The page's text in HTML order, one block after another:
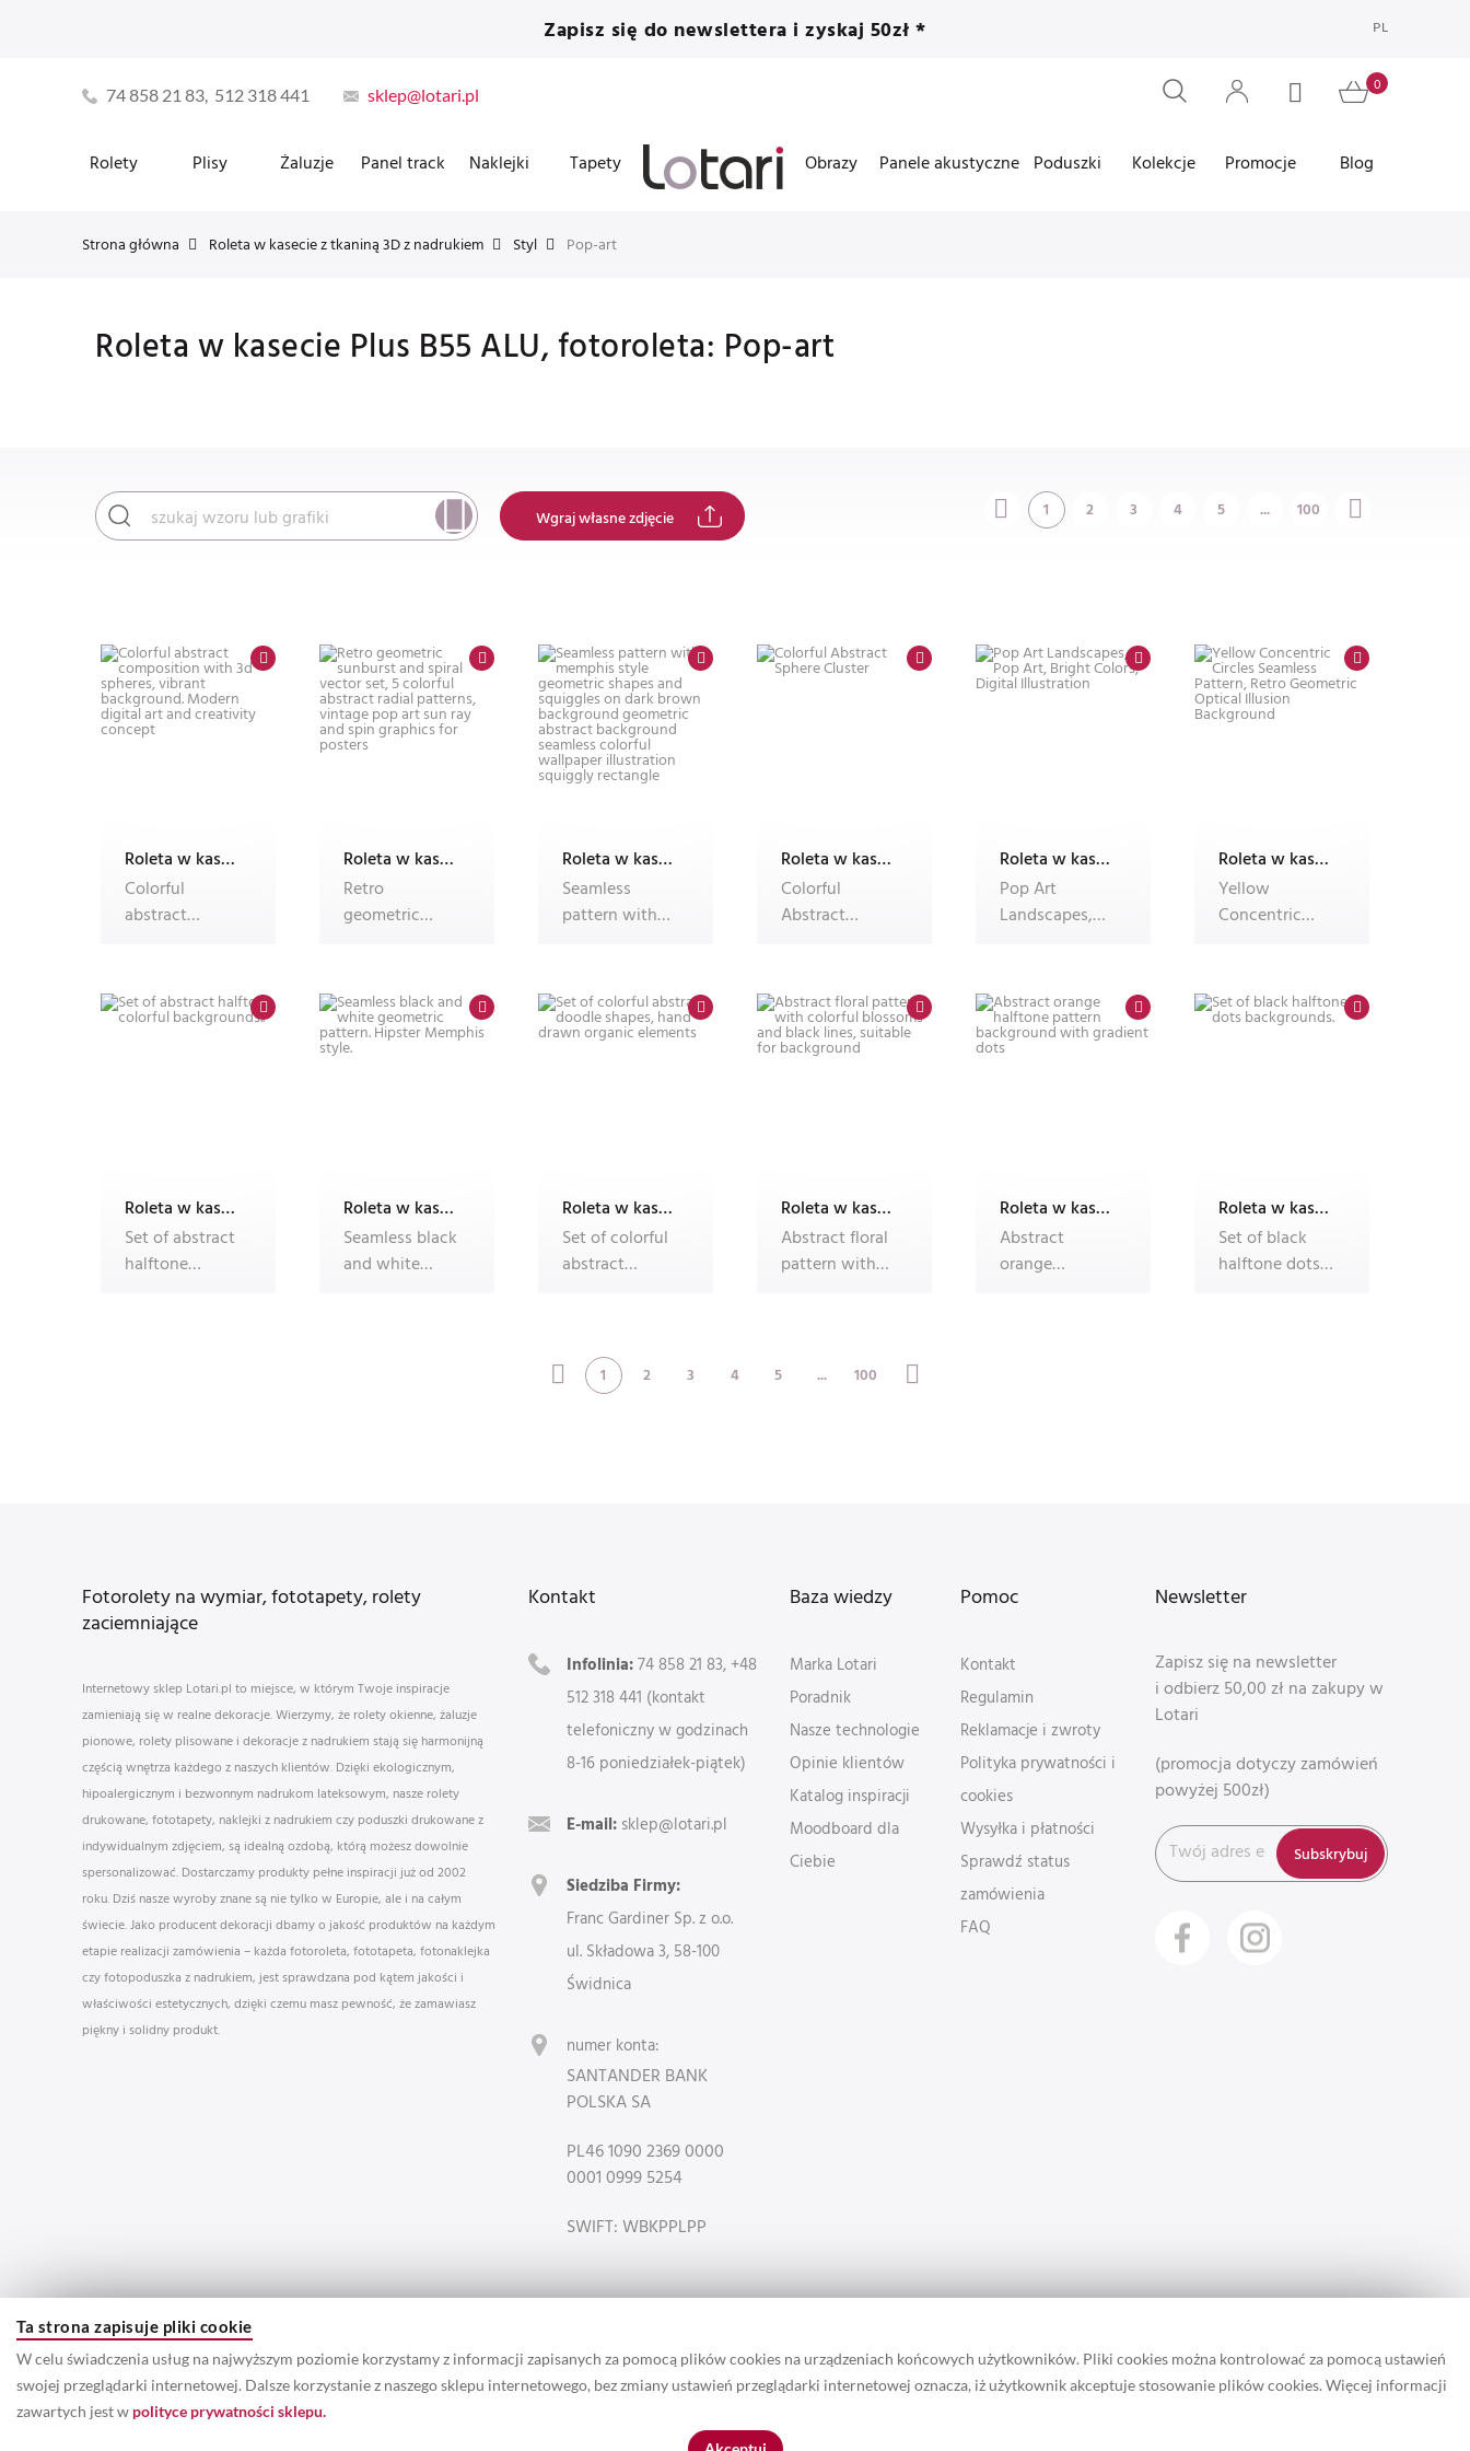
Zapisz się do newslettera i zyskaj 50zł * PL
74 858 21 83, 512 318 441 sklep@lotari.pl
Rolety Plisy Żaluzje Panel track Naklejki Tapety Obrazy Panele akustyczne Poduszki Kolekcje Promocje Blog
Strona główna Roleta w kasecie z tkaniną 3D z nadrukiem Styl Pop-art
Roleta w kasecie Plus B55 ALU, fotoroleta: Pop-art
Ta strona zapisuje pliki cookie
W celu świadczenia usług na najwyższym poziomie korzystamy z informacji zapisanych za pomocą plików cookies na urządzeniach końcowych użytkowników. Pliki cookies można kontrolować za pomocą ustawień
swojej przeglądarki internetowej. Dalsze korzystanie z naszego sklepu internetowego, bez zmiany ustawień przeglądarki internetowej oznacza, iż użytkownik akceptuje stosowanie plików cookies. Więcej informacji
zawartych jest w polityce prywatności sklepu.
Wgraj własne zdjęcie 1 2 3 4 5 ... 100
Roleta w kasecie Plus B55 ALU, fotoroleta
Colorful
abstract
spheres,
vibrant backg
Roleta w kasecie Plus B55 ALU, fotoroleta
Retro
geometric
set, 5 colorful a
Roleta w kasecie Plus B55 ALU, fotoroleta
Seamless
pattern with
shapes and
squ
Roleta w kasecie Plus B55 ALU, fotoroleta
Colorful
Abstract
Roleta w kasecie Plus B55 ALU, fotoroleta
Pop Art
Landscapes,
Illustra
Roleta w kasecie Plus B55 ALU, fotoroleta
Yellow
Concentric
Pattern, Retro
Geometric
Roleta w kasecie Plus B55 ALU, fotoroleta
Set of abstract
halftone
Roleta w kasecie Plus B55 ALU, fotoroleta
Seamless black
and white
Roleta w kasecie Plus B55 ALU, fotoroleta
Set of colorful
abstract
Roleta w kasecie Plus B55 ALU, fotoroleta
Abstract floral
pattern with
Roleta w kasecie Plus B55 ALU, fotoroleta
Abstract
orange
Roleta w kasecie Plus B55 ALU, fotoroleta
Set of black
halftone dots
1 2 3 4 5 ... 100
Fotorolety na wymiar, fototapety, rolety
zaciemniające
Internetowy sklep Lotari.pl to miejsce, w którym Twoje inspiracje
zamieniają się w realne dekoracje. Wierzymy, że rolety okienne, żaluzje
pionowe, rolety plisowane i dekoracje z nadrukiem stają się harmonijną
częścią wnętrza każdego z naszych klientów. Dzięki ekologicznym,
hipoalergicznym i bezwonnym nadrukom lateksowym, nasze rolety
drukowane, fototapety, naklejki z nadrukiem czy poduszki drukowane z
indywidualnym zdjęciem, są idealną ozdobą, którą możesz dowolnie
spersonalizować. Dostarczamy produkty pełne inspiracji już od 2002
roku. Dziś nasze wyroby znane są nie tylko w Europie, ale i na całym
świecie. Jako producent dekoracji dbamy o jakość produktów na każdym
etapie realizacji zamówienia – każda fotoroleta, fototapeta, fotonaklejka
czy fotopoduszka z nadrukiem, jest sprawdzana pod kątem jakości i
właściwości estetycznych, dzięki czemu masz pewność, że zamawiasz
piękny i solidny produkt.
Kontakt
Infolinia:74 858 21 83, +48
512 318 441 (kontakt
telefoniczny w godzinach
8-16 poniedziałek-piątek)
E-mail: sklep@lotari.pl
Siedziba Firmy:
Franc Gardiner Sp. z o.o.
ul. Składowa 3, 58-100
Świdnica
numer konta:
SANTANDER BANK
POLSKA SA
PL46 1090 2369 0000
0001 0999 5254
SWIFT: WBKPPLPP
Baza wiedzy
Marka Lotari
Poradnik
Nasze technologie
Opinie klientów
Katalog inspiracji
Moodboard dla
Ciebie
Pomoc
Kontakt
Regulamin
Reklamacje i zwroty
Polityka prywatności i
cookies
Wysyłka i płatności
Sprawdź status
zamówienia
FAQ
Newsletter
Zapisz się na newsletter
i odbierz 50,00 zł na zakupy w
Lotari
(promocja dotyczy zamówień
powyżej 500zł)
Subskrybuj
© 2022 Prawa autorskie do wszystkich informacji oraz zdjęć zamieszczonych w serwisie należą do właściciela marki Lotari. / Ta strona zapisuje pliki cookie.